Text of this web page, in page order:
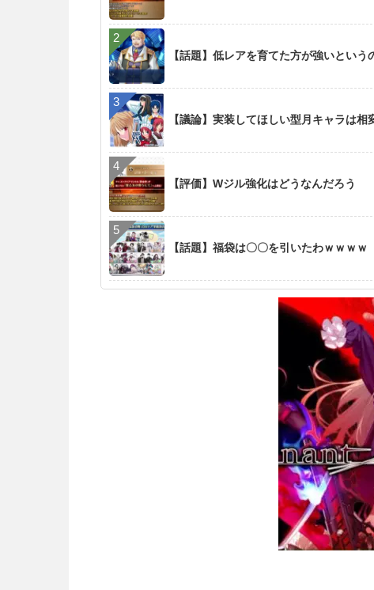
【話題】低レアを育てた方が強いという
【議論】実装してほしい型月キャラは
【評価】Wジル強化はどうなんだろう
【話題】福袋は〇〇を引いたわｗｗｗｗ